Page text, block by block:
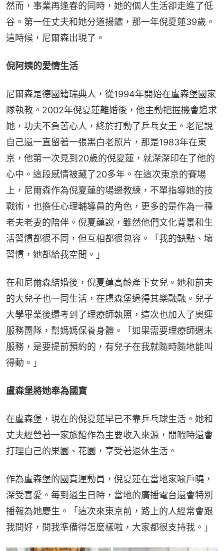
然而，事業再逢春的同時，她的個人生活卻走進了低
谷。第一任丈夫和她分道揚鑣，那一年倪夏蓮39歲。
這時候，尼爾森出現了。
倪阿姨的愛情生活
尼爾森是德國籍瑞典人，從1994年開始在盧森堡國家
隊執教。2002年倪夏蓮離婚後，他主動把握機會追求
她，功夫不負苦心人，終於打動了乒乓女王。老尼說
自己還一直留著一張黑白老照片，那是1983年在東
京，他第一次見到20歲的倪夏蓮，就深深印在了他的
心中。這段感情被藏了20多年。在這次東京的賽場
上，尼爾森作為倪夏蓮的場邊教練，不單指導她的技
戰術，也擔任心理輔導員的角色，更多的是作為一種
老夫老妻的陪伴。倪夏蓮說，雖然他們文化背景和生
活習慣都很不同，但互相都很包容。「我的缺點、壞
習慣，她都給我空間。」
在和尼爾森結婚後，倪夏蓮高齡產下女兒。她和前夫
的大兒子也一同生活，在盧森堡過得其樂融融。兒子
大學畢業後還考到了理療師執照，這次也加入了奧運
服務團隊，幫媽媽保養身體。「如果需要理療師週末
服務，是要提前預約的，有兒子在我就隨時隨地能叫
得動。」
盧森堡將她奉為國寶
在盧森堡，現在的倪夏蓮早已不靠乒乓球生活。她和
丈夫經營著一家旅館作為主要收入來源，閒暇時還會
打理自己的果園、花園，享受著退休生活。
作為盧森堡的國寶運動員，倪夏蓮在當地家喻戶曉，
深受喜愛。每到過生日時，當地的廣播電台還會特別
播報為她慶生。「這次來東京前，路上的人經常會跟
我問好，問我準備得怎麼樣啦，大家都很支持我。」